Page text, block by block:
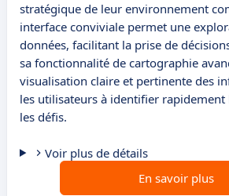
stratégique de leur environnement
interface conviviale permet une
données, facilitant la prise de
sa fonctionnalité de cartographie
visualisation claire et pertinente des
les utilisateurs à identifier
les défis.
Voir plus de détails
En savoir plus